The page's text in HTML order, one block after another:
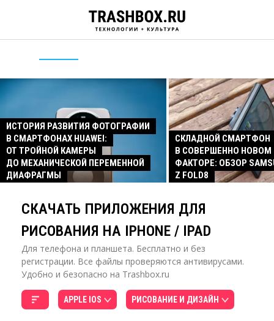
ИСТОРИЯ РАЗВИТИЯ ФОТОГРАФИИ
В СМАРТФОНАХ HUAWEI:
ОТ ТРОЙНОЙ КАМЕРЫ
ДО МЕХАНИЧЕСКОЙ ПЕРЕМЕННОЙ
ДИАФРАГМЫ
СКЛАДНОЙ СМАРТФОН
В СОВЕРШЕННО
ФАКТОРЕ: ОБЗОР
Z FOLD8
СКАЧАТЬ ПРИЛОЖЕНИЯ ДЛЯ
РИСОВАНИЯ НА IPHONE / IPAD
Для телефона и планшета. Бесплатно и без
регистрации. Все файлы проверяются антивирусами.
Удобно и безопасно на Trashbox.ru
APPLE IOS РИСОВАНИЕ И ДИЗАЙН